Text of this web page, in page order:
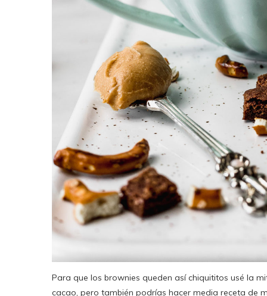
Para que los brownies queden así chiquititos usé la
cacao, pero también podrías hacer media receta de